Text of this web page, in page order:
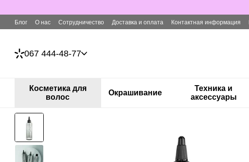
Блог О нас Сотрудничество Доставка и оплата Контактная информация
067 444-48-77
Косметика для
волос
Окрашивание
Техника и
аксессуары